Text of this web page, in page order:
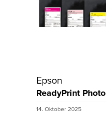
Epson
ReadyPrint Photo
14. Oktober 2025